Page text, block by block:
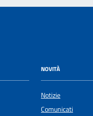
NOVITÀ
Notizie
Comunicati